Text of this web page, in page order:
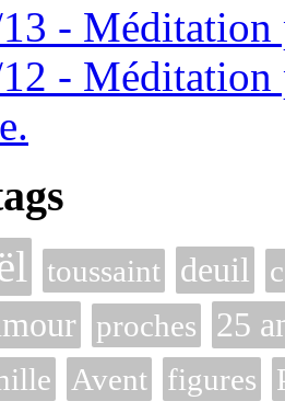
- Méditation
- Méditation
toussaint deuil
proches 25
Avent figures